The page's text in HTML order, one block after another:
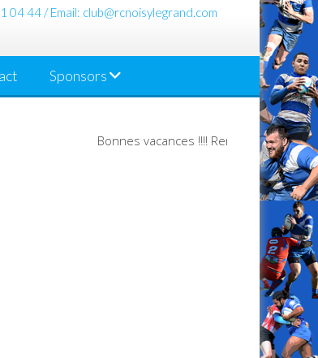
04 44 / Email: club@rcnoisylegrand.com
Sponsors
Bonnes vacances !!!! Rendez-vous en